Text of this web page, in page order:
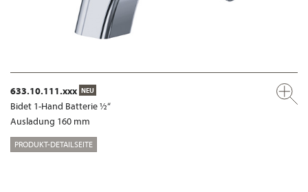
633.10.111.xxx NEU
Bidet 1-Hand Batterie ½“
Ausladung 160 mm
PRODUKT-DETAILSEITE